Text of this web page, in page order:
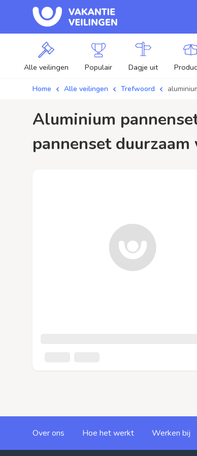
Alle veilingen Populair Dagje uit
Home Alle veilingen Trefwoord
aluminium pannenset duurzaam / aanbiedingen - Plaats je bod op aluminium
pannenset
Over ons Hoe het werkt Werken bij